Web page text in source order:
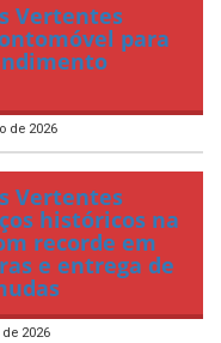
Vertentes
para
de 2026
Vertentes
históricos na
recorde em
e entrega de
2026